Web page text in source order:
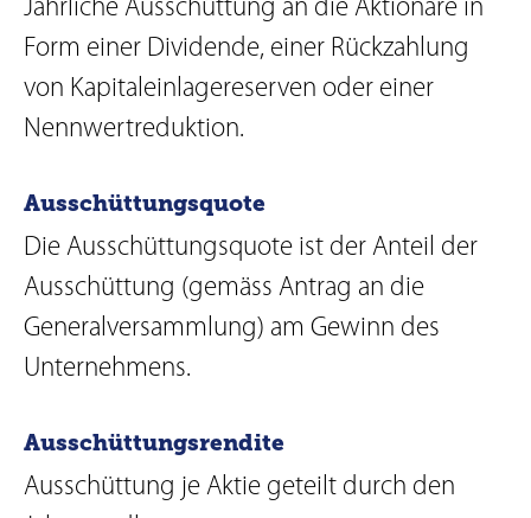
Jährliche Ausschüttung an die Aktionäre in
Form einer Dividende, einer Rückzahlung
von Kapitaleinlagereserven oder einer
Nennwertreduktion.
Ausschüttungsquote
Die Ausschüttungsquote ist der Anteil der
Ausschüttung (gemäss Antrag an die
Generalversammlung) am Gewinn des
Unternehmens.
Ausschüttungsrendite
Ausschüttung je Aktie geteilt durch den